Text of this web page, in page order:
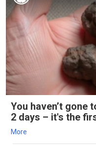
You haven’t gone
2 days – it's the
More